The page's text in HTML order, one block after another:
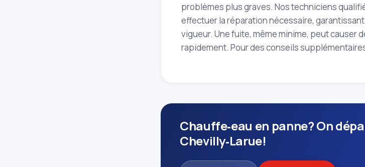
problèmes plus graves. Nos techniciens
effectuer la réparation nécessaire,
vigueur. Une fuite, même minime, peut causer
rapidement. Pour des conseils
Chauffe‑eau en panne? On
Chevilly‑Larue!